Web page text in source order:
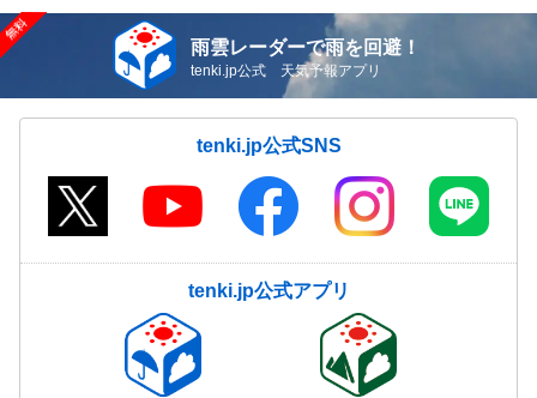
雨雲レーダーで雨を回避！
tenki.jp公式 天気予報アプリ
tenki.jp公式SNS
tenki.jp公式アプリ